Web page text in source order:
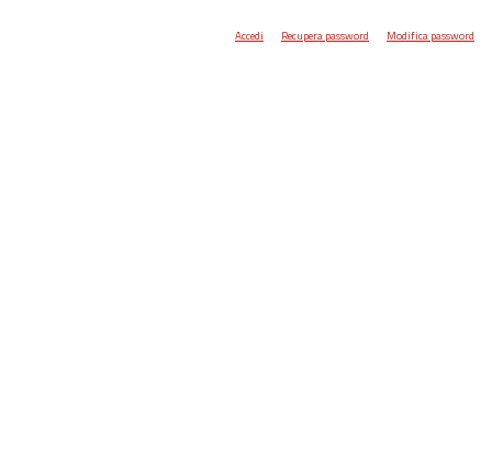
Accedi Recupera password Modifica password